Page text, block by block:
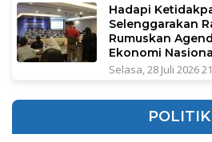
Hadapi
Selenggarakan
Rumuskan
Ekonomi
Selasa, 28 Juli 2026
POLITIK